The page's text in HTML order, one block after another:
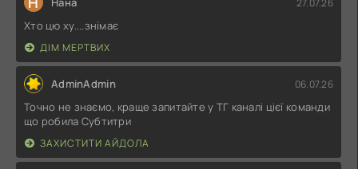
Хто цю ху....знімає
ДІМ МЕРТВИХ
AdminAdmin 06.07.26
Точно не знаємо, краще запитайте у ТГ каналі цієї команди
що робила Субтитри
ЗАХИСТИТИ АЙДОЛА